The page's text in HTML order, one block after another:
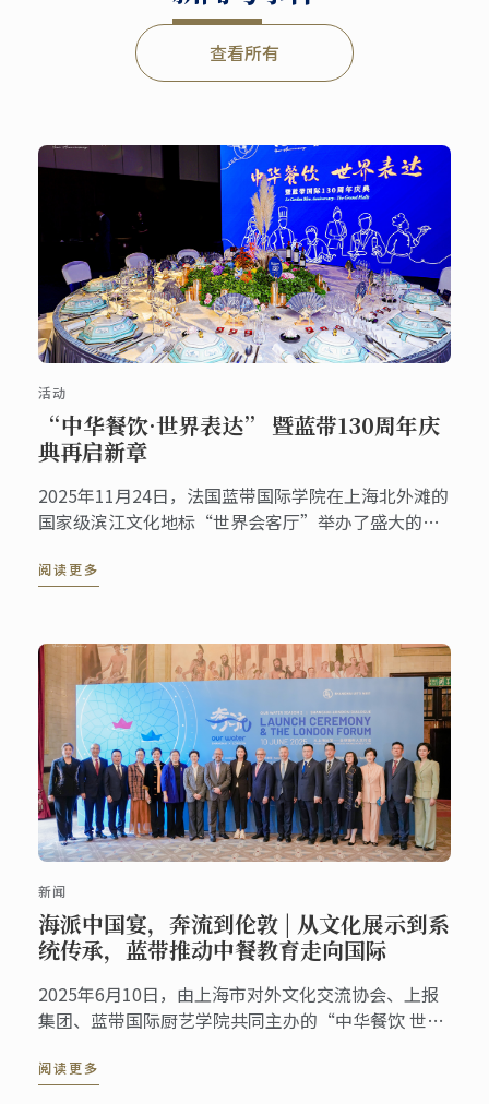
查看所有
活动
“中华餐饮·世界表达” 暨蓝带130周年庆
典再启新章
2025年11月24日，法国蓝带国际学院在上海北外滩的
国家级滨江文化地标“世界会客厅”举办了盛大的
来自多个国家的驻沪总领事、国际友人，以及来自艺
阅读更多
新闻
海派中国宴，奔流到伦敦 | 从文化展示到系
统传承，蓝带推动中餐教育走向国际
2025年6月10日，由上海市对外文化交流协会、上报
集团、蓝带国际厨艺学院共同主办的“中华餐饮 世界
站，于蓝带伦敦概念餐厅The CORD by Le Cordon ...
阅读更多